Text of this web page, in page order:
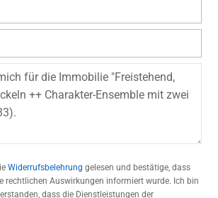
Widerrufsbelehrung gelesen und bestätige, dass
rechtlichen Auswirkungen informiert wurde. Ich bin
dass die Dienstleistungen der